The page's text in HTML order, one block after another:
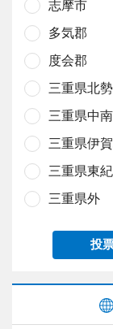
志摩市
多気郡
度会郡
三重県北
三重県中
三重県伊
三重県東
三重県外
投